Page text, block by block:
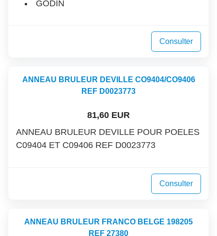
GODIN
Consulter
ANNEAU BRULEUR DEVILLE CO9404/CO9406
REF D0023773
81,60 EUR
ANNEAU BRULEUR DEVILLE POUR POELES
C09404 ET C09406 REF D0023773
Consulter
ANNEAU BRULEUR FRANCO BELGE 198205
REF 27380